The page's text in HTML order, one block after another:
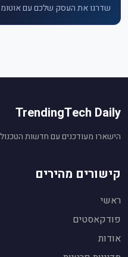
שדרגו את העסק שלכם עם
TrendingTech Daily
הישארו מעודכנים עם חדשות
קישורים מהירים
ראשי
פודקאסטים
אודות